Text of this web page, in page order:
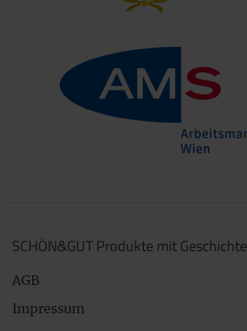
SCHÖN&GUT Produkte mit Geschichte
AGB
Impressum